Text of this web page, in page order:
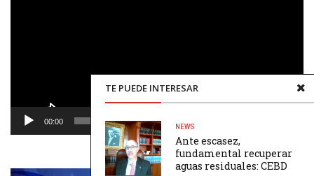
TE PUEDE INTERESAR
NEWS
Ante escasez,
fundamental recuperar
aguas residuales: CEBD
00:00